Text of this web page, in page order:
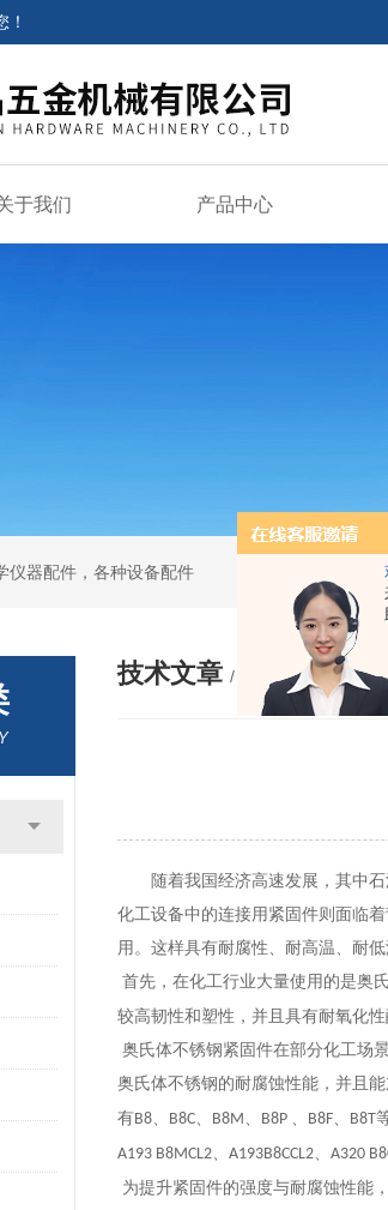
于我们 产品中心
仪器配件，各种设备配件
技术文章 / ARTICLE
随着我国经济高速发展，其中石
化工设备中的连接用紧固件则面临
用。 这样具有耐腐性、 耐高温、耐
首先，在化工行业大量使用的是奥
较高韧性和塑性 ， 并且具有耐氧化
奥氏体不锈钢紧固件在部分化工场
奥氏体不锈钢的耐腐蚀性能，并且
有B8、 B8C、 B8M、 B8P 、 B8F、 B8T
A193 B8MCL2、 A193B8CCL2、 A320
为提升紧固件的强度与耐腐蚀性能